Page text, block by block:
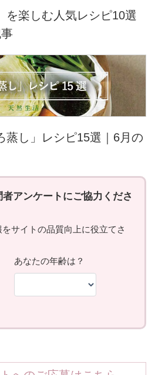
楽しむ人気レシピ10選
し」レシピ15選｜6月の